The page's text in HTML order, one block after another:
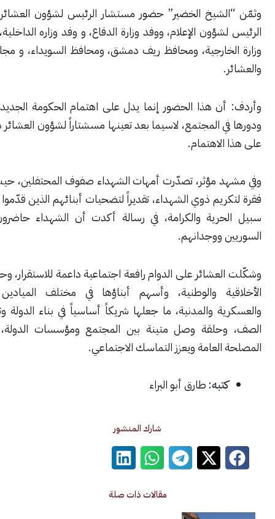
الخضير” حضور مستشار الرئيس لشؤون العشائر، ومستشار
الإعلام، ووفد وزارة الدفاع، و وفد وزاره الداخلية، و وفد من
ومحافظ ريف دمشق، ومحافظ السويداء، و مجلس القبائل
هذا الحضور إنما يدل على اهتمام الحكومة الجديدة بالعشائر،
المجتمع، لاسيما بعد تعينها مسشتاراً لشؤون العشائر دليلاً واضحاً
مؤثر، تصدّرت أمهات الشهداء صفوف المحتفلين، حيث خُصصت
ذوي الشهداء، تقديراً لتضحيات أبنائهم الذين قدّموا أرواحهم في
والكرامة، في رسالة أكدت أن الشهداء حاضرون في ذاكرة
ووجدانهم.
على الدوام رافعة اجتماعية داعمة للاستقرار، وحاضنة للقيم
والوطنية، وأسهم أبناؤها في مختلف الميادين السياسية
والمدنية، ما جعلها شريكاً أساسياً في بناء الدولة وتعزيز وحدة
وصل متينة بين المجتمع ومؤسسات الدولة، بما يخدم
ويعزز التماسك الاجتماعي.
طارق أبو البراء
شارك المنشور
مقالات ذات صلة